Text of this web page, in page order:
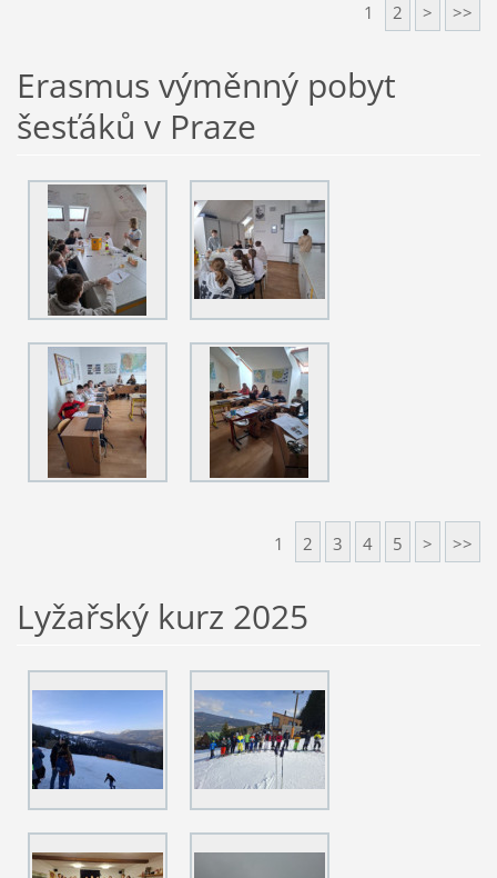
1 2 > >>
Erasmus výměnný pobyt
šesťáků v Praze
1 2 3 4 5 > >>
Lyžařský kurz 2025